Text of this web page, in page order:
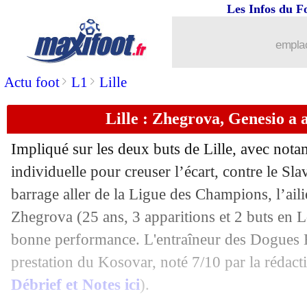
Actu foot> L1 > Lille
Les Infos du
Lille : Zhegrova, Genesio a
Impliqué sur les deux buts de Lille, avec
individuelle pour creuser l’écart, contre le
barrage aller de la Ligue des Champions,
Zhegrova (25 ans, 3 apparitions et 2 buts en
bonne performance. L'entraîneur des Dogues
prestation du Kosovar, noté 7/10 par la
Débrief et Notes ici).
Atletico
21/08 Liverpool
21/08 Brest: Locko blessé, Kurzawa dans
21/08 Juve : Rugani prêté à l'Ajax (officiel)
21/08 Nantes: Lafont vers l'Ajax
21/08 Barça: Vitor Roque bientôt prêté au
21/08 PSG: Kimpembe après la trêve
21/08 Grenoble: Maubleu signe à l'ASSE